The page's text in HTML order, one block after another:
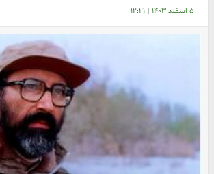
۵ اسفند ۱۴۰۳ | ۱۲:۲۱